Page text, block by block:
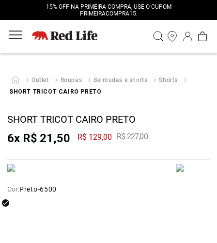
15% OFF NA PRIMEIRA COMPRA, USE O CUPOM
PRIMEIRACOMPRA15.
Outlet Roupas Bermudas e shorts
Shorts
SHORT TRICOT CAIRO PRETO
SHORT TRICOT CAIRO PRETO
6x R$ 21 ,50 R$ 129,00 R$227,00
Cor:Preto-6500